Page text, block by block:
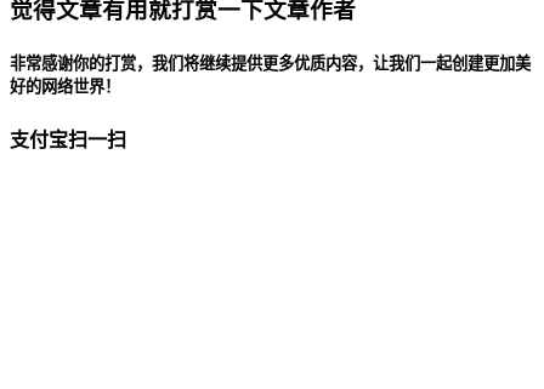
觉得文章有用就打赏一下文章作者
非常感谢你的打赏，我们将继续提供更多优质内容，让我们一起创建更加美
好的网络世界！
支付宝扫一扫